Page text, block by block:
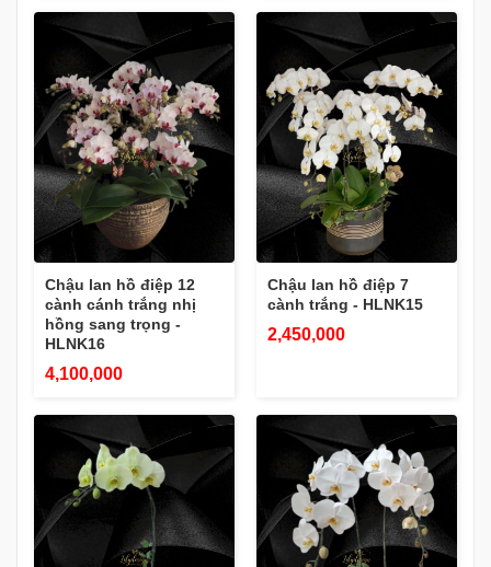
Chậu lan hồ điệp 12
cành cánh trắng nhị
hồng sang trọng -
HLNK16
4,100,000
Chậu lan hồ điệp 7
cành trắng - HLNK15
2,450,000